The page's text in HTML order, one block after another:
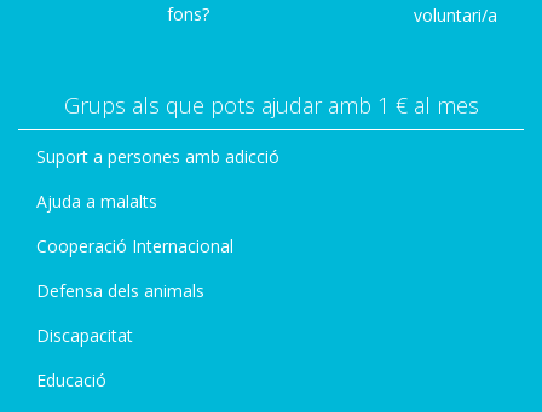
fons?
voluntari/a
Grups als que pots ajudar amb 1 € al mes
Suport a persones amb adicció
Ajuda a malalts
Cooperació Internacional
Defensa dels animals
Discapacitat
Educació